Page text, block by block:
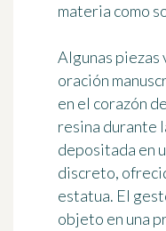
materia como
Algunas piezas
oración
en el corazón
resina durante
depositada en
discreto,
estatua. El
objeto en una